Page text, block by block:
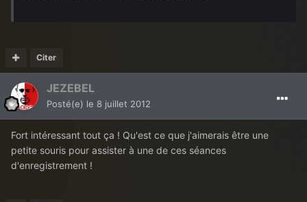
Citer
JEZEBEL
Posté(e) le 8 juillet 2012
Fort intéressant tout ça ! Qu'est ce que j'aimerais être une
petite souris pour assister à une de ces séances
d'enregistrement !